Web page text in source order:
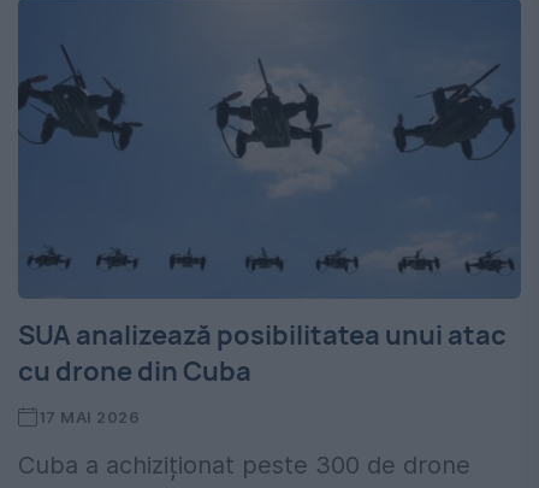
SUA analizează posibilitatea unui atac
cu drone din Cuba
17 MAI 2026
Cuba a achiziționat peste 300 de drone